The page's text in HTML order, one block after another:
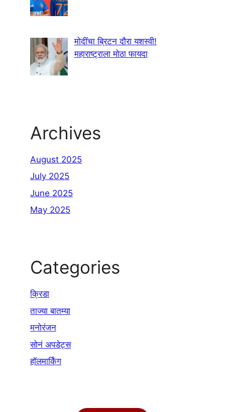
मोदींचा ब्रिटन दौरा यशस्वी!
महाराष्ट्राला मोठा फायदा
Archives
August 2025
July 2025
June 2025
May 2025
Categories
क्रिडा
ताज्या बातम्या
मनोरंजन
सोनं अपडेट्स
हॉलमार्किंग